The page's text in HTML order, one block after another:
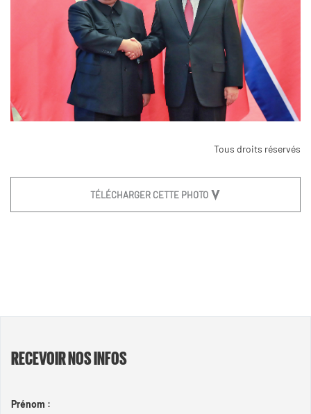
Tous droits réservés
TÉLÉCHARGER CETTE PHOTO
RECEVOIR NOS INFOS
Prénom :